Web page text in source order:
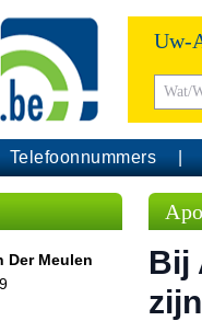
Uw-
Telefoonnummers
Der Meulen
Bij